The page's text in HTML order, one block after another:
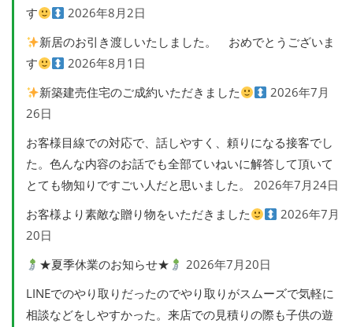
す
2026年8月2日
新居のお引き渡しいたしました。 おめでとうございま
す
2026年8月1日
新築建売住宅のご成約いただきました
2026年7月
26日
お客様目線での対応で、話しやすく、頼りになる接客でし
た。色んな内容のお話でも全部ていねいに解答して頂いて
とても物知りですごい人だと思いました。
2026年7月24日
お客様より素敵な贈り物をいただきました
2026年7月
20日
★夏季休業のお知らせ★
2026年7月20日
LINEでのやり取りだったのでやり取りがスムーズで気軽に
相談などをしやすかった。来店での見積りの際も子供の遊